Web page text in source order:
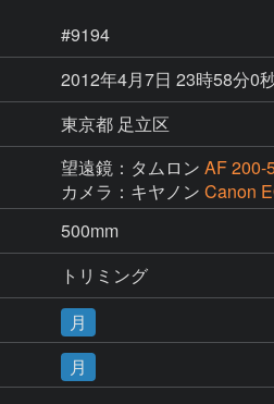
#9194
2012年4月7日 23時58分0
東京都 足立区
望遠鏡：タムロン AF 200-
カメラ：キヤノン Canon
500mm
トリミング
月
月